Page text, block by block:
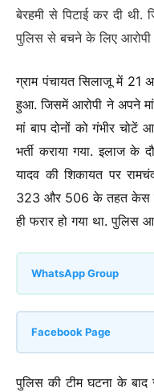
बेरहमी से पिटाई कर दी थी.
पुलिस से बचने के लिए आरोपी
ग्राम पंचायत सिलाजू में 21
हुआ. जिसमें आरोपी ने अपने मां
मां बाप दोनों को गंभीर
भर्ती कराया गया. इलाज के
यादव की शिकायत पर
323 और 506 के तहत केस
ही फरार हो गया था. पुलिस
WhatsApp Group
Facebook Page
पुलिस की टीम घटना के बाद